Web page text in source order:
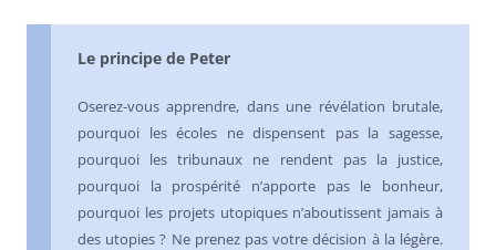
Le principe de Peter
Oserez-vous apprendre, dans une révélation brutale,
pourquoi les écoles ne dispensent pas la sagesse,
pourquoi les tribunaux ne rendent pas la justice,
pourquoi la prospérité n’apporte pas le bonheur,
pourquoi les projets utopiques n’aboutissent jamais à
des utopies ? Ne prenez pas votre décision à la légère.